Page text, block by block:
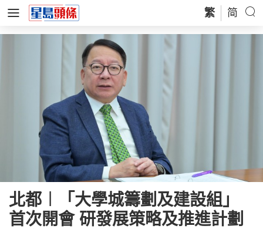
繁 简
北都︱「大學城籌劃及建設組」
首次開會 研發展策略及推進計劃